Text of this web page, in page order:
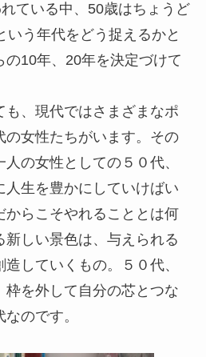
ている中、50歳はちょうど
いう年代をどう捉えるかと
の10年、20年を決定づけて
も、現代ではさまざまなポ
の女性たちがいます。その
の女性としての５０代、
人生を豊かにしていけばい
からこそやれることとは何
新しい景色は、与えられる
していくもの。５０代、
枠を外して自分の芯とつな
のです。